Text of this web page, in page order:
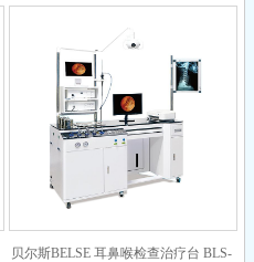
520（单工加长豪华版 钢化玻璃台面）
贝尔斯BELSE 耳鼻喉检查治疗台 BLS-